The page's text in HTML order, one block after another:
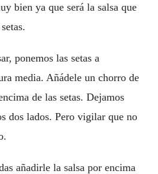
bien ya que será la salsa que
ponemos las setas a
media. Añádele un chorro de
de las setas. Dejamos
dos lados. Pero vigilar que no
añadirle la salsa por encima